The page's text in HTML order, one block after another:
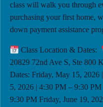
class will walk you through
purchasing your first home,
down payment assistance
Class Location & Dates:
20829 72nd Ave S, Ste 800
Dates: Friday, May 15, 2026
5, 2026 | 4:30 PM – 9:30
9:30 PM Friday, June 19,